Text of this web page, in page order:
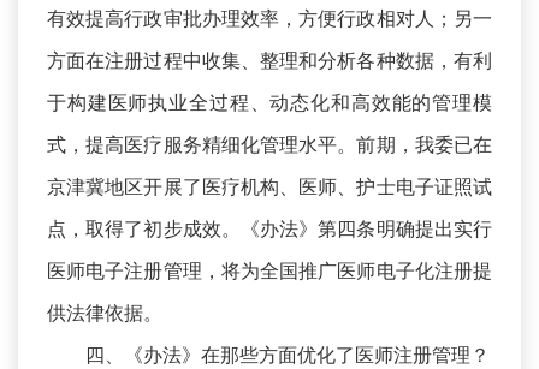
有效提高行政审批办理效率，方便行政相对人；另一
方面在注册过程中收集、整理和分析各种数据，有利
于构建医师执业全过程、动态化和高效能的管理模
式，提高医疗服务精细化管理水平。前期，我委已在
京津冀地区开展了医疗机构、医师、护士电子证照试
点，取得了初步成效。《办法》第四条明确提出实行
医师电子注册管理，将为全国推广医师电子化注册提
供法律依据。
四、《办法》在那些方面优化了医师注册管理？